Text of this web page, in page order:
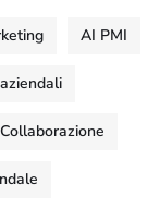
AI PMI
Collaborazione